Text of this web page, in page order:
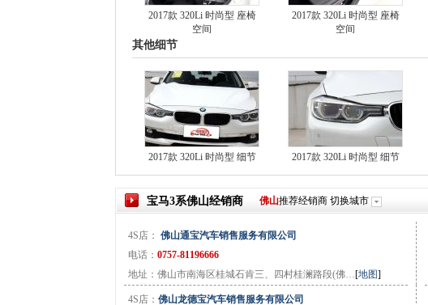
2017款 320Li 时尚型 座椅
空间
2017款 320Li 时尚型 座椅
空间
其他细节
2017款 320Li 时尚型 细节 2017款 320Li 时尚型 细节
宝马3系佛山经销商 佛山推荐经销商 切换城市
4S店： 佛山通宝汽车销售服务有限公司
电话： 0757-81196666
地址：佛山市南海区桂城石肯三、四村桂澜路段(佛…[地图]
4S店： 佛山龙德宝汽车销售服务有限公司